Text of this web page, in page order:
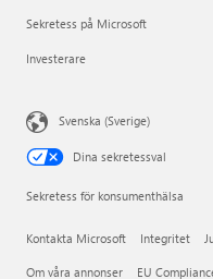
Sekretess på Microsoft
Investerare
Svenska (Sverige)
Dina sekretessval
Sekretess för konsumenthälsa
Kontakta Microsoft Integritet
Om våra annonser EU